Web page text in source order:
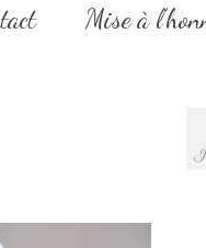
Mise à